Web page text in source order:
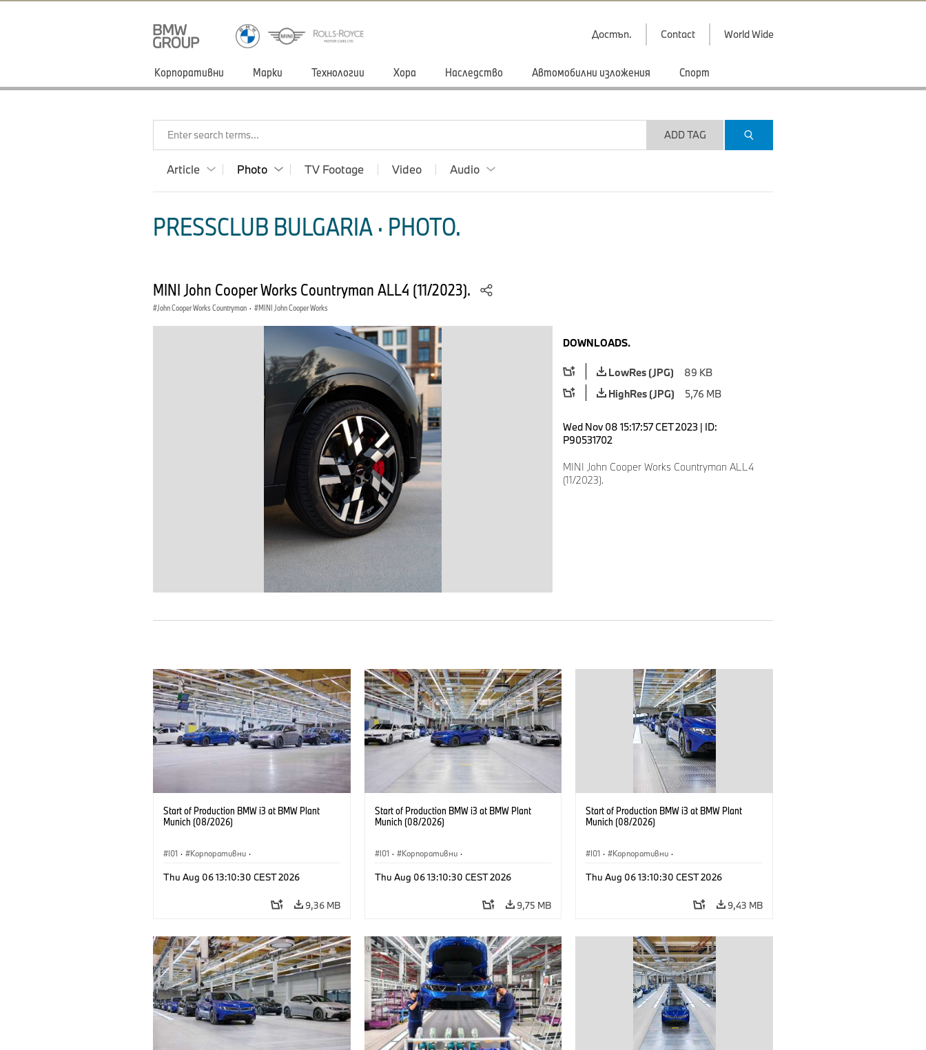
Достъп. Contact World Wide
Корпоративни Марки Технологии Хора Наследство Автомобилни изложения Спорт
Enter search terms... ADD TAG
Article Photo TV Footage Video Audio
PRESSCLUB BULGARIA · PHOTO.
MINI John Cooper Works Countryman ALL4 (11/2023).
John Cooper Works Countryman · MINI John Cooper Works
DOWNLOADS.
LowRes (JPG)
89 KB
HighRes (JPG)
5,76 MB
Wed Nov 08 15:17:57 CET 2023 | ID:
P90531702
MINI John Cooper Works Countryman ALL4
(11/2023).
Start of Production BMW i3 at BMW Plant
Munich (08/2026)
I01 · Корпоративни ·
Локации
Thu Aug 06 13:10:30 CEST 2026
9,36 MB
Start of Production BMW i3 at BMW Plant
Munich (08/2026)
I01 · Корпоративни ·
Локации
Thu Aug 06 13:10:30 CEST 2026
9,75 MB
Start of Production BMW i3 at BMW Plant
Munich (08/2026)
I01 · Корпоративни ·
Локации
Thu Aug 06 13:10:30 CEST 2026
9,43 MB